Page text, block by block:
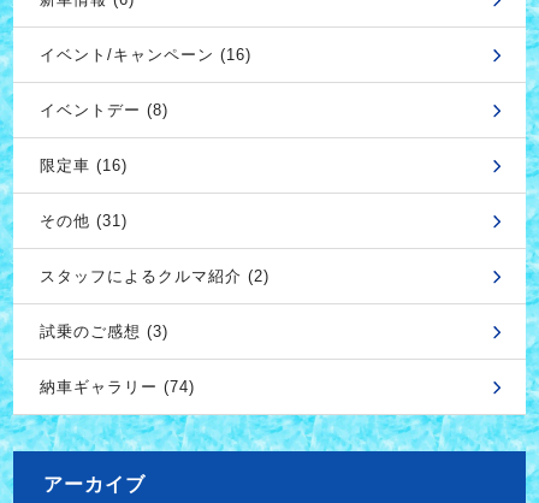
イベント/キャンペーン (16)
イベントデー (8)
限定車 (16)
その他 (31)
スタッフによるクルマ紹介 (2)
試乗のご感想 (3)
納車ギャラリー (74)
アーカイブ